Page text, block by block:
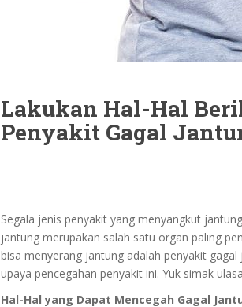
Lakukan Hal-Hal
Penyakit Gagal
Segala jenis penyakit yang menyangkut
jantung merupakan salah satu organ paling
bisa menyerang jantung adalah penyakit
upaya pencegahan penyakit ini. Yuk simak
Hal-Hal yang Dapat Mencegah Gagal